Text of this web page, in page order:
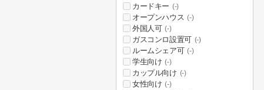
カードキー (-)
オープンハウス (-)
外国人可 (-)
ガスコンロ設置可 (-)
ルームシェア可 (-)
学生向け (-)
カップル向け (-)
女性向け (-)